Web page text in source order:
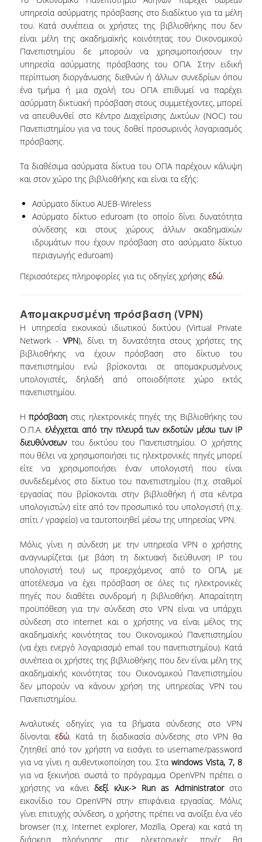
ΕΡΓΑΛΕΙΑ
ΟΔΗΓΟΙ ΒΙΒΛΙΟΘΗΚΗΣ
ΒΙΒΛΙΟΜΕΤΡΙΑ
WOS
SCOPUS
GOOGLE SCHOLAR
SEARCH
ΑΚΑΔΗΜΑΪΚΗ ΓΩΝΙΑ
ΜΑΘΗΣΗΣ
ΔΙ.Ο.ΒΙ.
Σ.Ε.Α.Β.
ΠΥΛΗ HEAL LINK
ΕΠΙΣΤΗΜΟΝΙΚΗ
ΕΠΙΚΟΙΝΩΝΗΣΗ
υπηρεσία ασύρματης πρόσβασης στο διαδίκτυο για τα μέλη
του. Κατά συνέπεια οι χρήστες της βιβλιοθήκης που δεν
είναι μέλη της ακαδημαϊκής κοινότητας του Οικονομικού
Πανεπιστημίου δε μπορούν να χρησιμοποιήσουν την
υπηρεσία ασύρματης πρόσβασης του ΟΠΑ. Στην ειδική
περίπτωση διοργάνωσης διεθνών ή άλλων συνεδρίων όπου
ένα τμήμα ή μια σχολή του ΟΠΑ επιθυμεί να παρέχει
ασύρματη δικτυακή πρόσβαση στους συμμετέχοντες, μπορεί
να απευθυνθεί στο Κέντρο Διαχείρισης Δικτύων (NOC) του
Πανεπιστημίου για να τους δοθεί προσωρινός λογαριασμός
πρόσβασης.
Τα διαθέσιμα ασύρματα δίκτυα του ΟΠΑ παρέχουν κάλυψη
και στον χώρο της βιβλιοθήκης και είναι τα εξής:
Ασύρματο δίκτυο AUEB-Wireless
Ασύρματο δίκτυο eduroam (το οποίο δίνει δυνατότητα
σύνδεσης και στους χώρους άλλων ακαδημαϊκών
ιδρυμάτων που έχουν πρόσβαση στο ασύρματο δίκτυο
περιαγωγής eduroam)
Περισσότερες πληροφορίες για τις οδηγίες χρήσης εδώ.
Απομακρυσμένη πρόσβαση (VPN)
Η υπηρεσία εικονικού ιδιωτικού δικτύου (Virtual Private
Network -VPN), δίνει τη δυνατότητα στους χρήστες της
βιβλιοθήκης να έχουν πρόσβαση στο δίκτυο του
πανεπιστημίου ενώ βρίσκονται σε απομακρυσμένους
υπολογιστές, δηλαδή από οποιοδήποτε χώρο εκτός
πανεπιστημίου.
Ηπρόσβαση στις ηλεκτρονικές πηγές της Βιβλιοθήκης του
Ο.Π.Α.ελέγχεται από την πλευρά των εκδοτών μέσω των IP
διευθύνσεωντου δικτύου του Πανεπιστημίου. Ο χρήστης
που θέλει να χρησιμοποιήσει τις ηλεκτρονικές πηγές μπορεί
είτε να χρησιμοποιήσει έναν υπολογιστή που είναι
συνδεδεμένος στο δίκτυο του πανεπιστημίου (π.χ. σταθμοί
εργασίας που βρίσκονται στην βιβλιοθήκη ή στα κέντρα
υπολογιστών) είτε από τον προσωπικό του υπολογιστή (π.χ.
σπίτι / γραφείο) να ταυτοποιηθεί μέσω της υπηρεσίας VPN.
Μόλις γίνει η σύνδεση με την υπηρεσία VPN ο χρήστης
αναγνωρίζεται (με βάση τη δικτυακή διεύθυνση IP του
υπολογιστή του) ως προερχόμενος από το ΟΠΑ, με
αποτέλεσμα να έχει πρόσβαση σε όλες τις ηλεκτρονικές
πηγές που διαθέτει συνδρομή η βιβλιοθήκη. Απαραίτητη
προϋπόθεση για την σύνδεση στο VPN είναι να υπάρχει
σύνδεση στο internet και ο χρήστης να είναι μέλος της
ακαδημαϊκής κοινότητας του Οικονομικού Πανεπιστημίου
(να έχει ενεργό λογαριασμό email του πανεπιστημίου). Κατά
συνέπεια οι χρήστες της βιβλιοθήκης που δεν είναι μέλη της
ακαδημαϊκής κοινότητας του Οικονομικού Πανεπιστημίου
δεν μπορούν να κάνουν χρήση της υπηρεσίας VPN του
Πανεπιστημίου.
Αναλυτικές οδηγίες για τα βήματα σύνδεσης στο VPN
δίνονται εδώ. Κατά τη διαδικασία σύνδεσης στο VPN θα
ζητηθεί από τον χρήστη να εισάγει το username/password
για να γίνει η αυθεντικοποίηση του. Σταwindows Vista, 7, 8
για να ξεκινήσει σωστά το πρόγραμμα OpenVPN πρέπει ο
χρήστης να κάνειδεξί κλικ-> Run as Administratorστο
εικονίδιο του OpenVPN στην επιφάνεια εργασίας. Μόλις
γίνει επιτυχής σύνδεση, ο χρήστης πρέπει να ανοίξει ένα νέο
browser (π.χ. Internet explorer, Mozilla, Opera) και κατά τη
διάρκεια πλοήγησης στις ηλεκτρονικές πηγές θα